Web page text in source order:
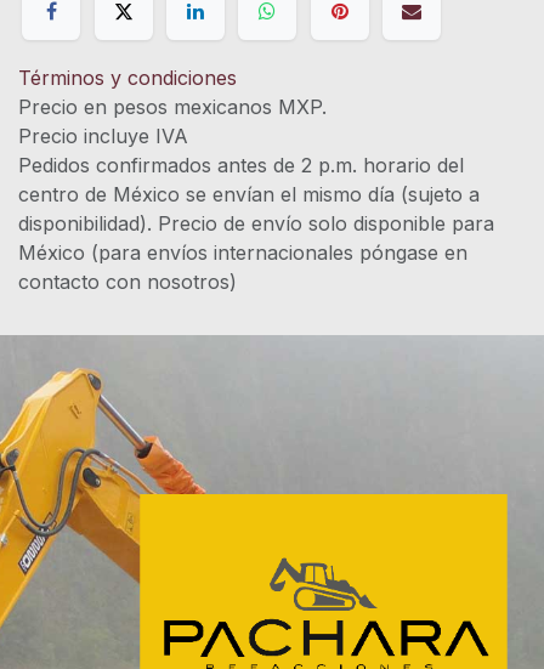
Términos y condiciones
Precio en pesos mexicanos MXP.
Precio incluye IVA
Pedidos confirmados antes de 2 p.m. horario del
centro de México se envían el mismo día (sujeto a
disponibilidad). Precio de envío solo disponible para
México (para envíos internacionales póngase en
contacto con nosotros)